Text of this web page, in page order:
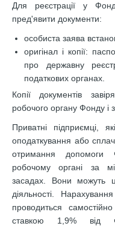
Для реєстрації у
пред'явити документи:
особиста заява
оригінал і копії:
про державну
податкових органах.
Копії документів
робочого органу Фонду і
Приватні підприємці,
оподаткування або
отримання допомоги
робочому органі за
засадах. Вони можуть
діяльності.
проводиться
ставкою 1,9% від